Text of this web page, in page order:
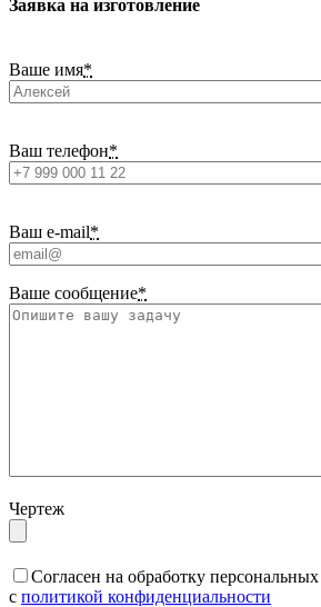
Заявка на изготовление
Ваше имя*
Ваш телефон*
Ваш e-mail*
Ваше сообщение*
Чертеж
Cогласен на обработку
с политикой конфиденциальности